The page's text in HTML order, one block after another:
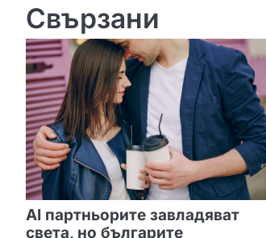
в
и
г
а
ц
и
я
Свързани
AI партньорите завладяват
света, но българите